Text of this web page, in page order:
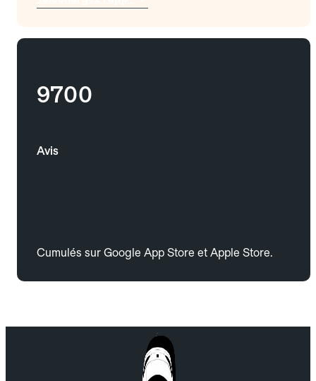
9700
Avis
Cumulés sur Google App Store et Apple Store.